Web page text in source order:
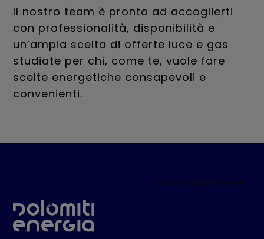
Il nostro team è pronto ad accoglierti
con professionalità, disponibilità e
un’ampia scelta di offerte luce e gas
studiate per chi, come te, vuole fare
scelte energetiche consapevoli e
convenienti.